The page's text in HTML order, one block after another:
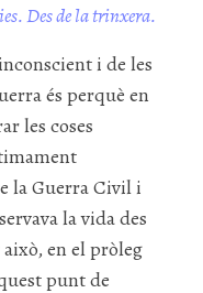
Des de la trinxera.
i de les
és perquè en
les coses
la Guerra Civil i
la vida des
en el pròleg
punt de